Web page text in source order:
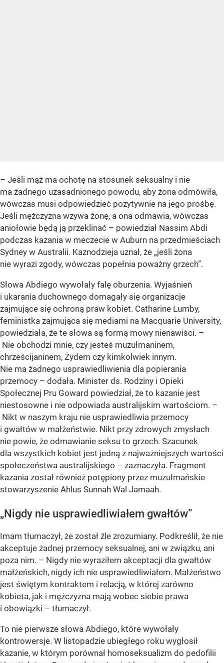
– Jeśli mąż ma ochotę na stosunek seksualny i nie
ma żadnego uzasadnionego powodu, aby żona odmówiła,
wówczas musi odpowiedzieć pozytywnie na jego prośbę.
Jeśli mężczyzna wzywa żonę, a ona odmawia, wówczas
aniołowie będą ją przeklinać – powiedział Nassim Abdi
podczas kazania w meczecie w Auburn na przedmieściach
Sydney w Australii. Kaznodzieja uznał, że „jeśli żona
nie wyrazi zgody, wówczas popełnia poważny grzech”.
Słowa Abdiego wywołały falę oburzenia. Wyjaśnień
i ukarania duchownego domagały się organizacje
zajmujące się ochroną praw kobiet. Catharine Lumby,
feministka zajmująca się mediami na Macquarie University,
powiedziała, że ​​te słowa są formą mowy nienawiści. –
Nie obchodzi mnie, czy jesteś muzułmaninem,
chrześcijaninem, Żydem czy kimkolwiek innym.
Nie ma żadnego usprawiedliwienia dla popierania
przemocy – dodała. Minister ds. Rodziny i Opieki
Społecznej Pru Goward powiedział, że to kazanie jest
niestosowne i nie odpowiada australijskim wartościom. –
Nikt w naszym kraju nie usprawiedliwia przemocy
i gwałtów w małżeństwie. Nikt przy zdrowych zmysłach
nie powie, że odmawianie seksu to grzech. Szacunek
dla wszystkich kobiet jest jedną z najważniejszych wartości
społeczeństwa australijskiego – zaznaczyła. Fragment
kazania został również potępiony przez muzułmańskie
stowarzyszenie Ahlus Sunnah Wal Jamaah.
„Nigdy nie usprawiedliwiałem gwałtów”
Imam tłumaczył, że został źle zrozumiany. Podkreślił, że nie
akceptuje żadnej przemocy seksualnej, ani w związku, ani
poza nim. – Nigdy nie wyraziłem akceptacji dla gwałtów
małżeńskich, nigdy ich nie usprawiedliwiałem. Małżeństwo
jest świętym kontraktem i relacją, w której zarówno
kobieta, jak i mężczyzna mają wobec siebie prawa
i obowiązki – tłumaczył.
To nie pierwsze słowa Abdiego, które wywołały
kontrowersje. W listopadzie ubiegłego roku wygłosił
kazanie, w którym porównał homoseksualizm do pedofilii